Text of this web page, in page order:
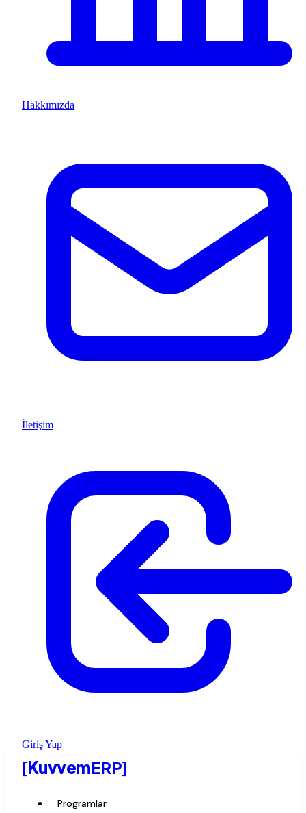
Hakkımızda
İletişim
Giriş Yap
[KuvvemERP]
Programlar